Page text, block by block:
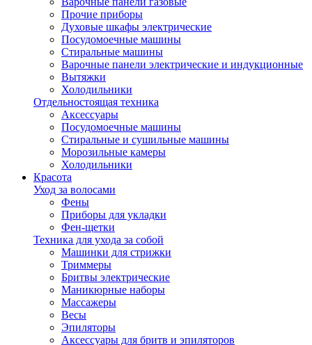
Прочие приборы
Духовые шкафы электрические
Посудомоечные машины
Стиральные машины
Варочные панели электрические и индукционные
Вытяжки
Холодильники
Отдельностоящая техника
Аксессуары
Посудомоечные машины
Стиральные и сушильные машины
Морозильные камеры
Холодильники
Красота
Уход за волосами
Фены
Приборы для укладки
Фен-щетки
Техника для ухода за собой
Машинки для стрижки
Триммеры
Бритвы электрические
Маникюрные наборы
Массажеры
Весы
Эпиляторы
Аксессуары для бритв и эпиляторов